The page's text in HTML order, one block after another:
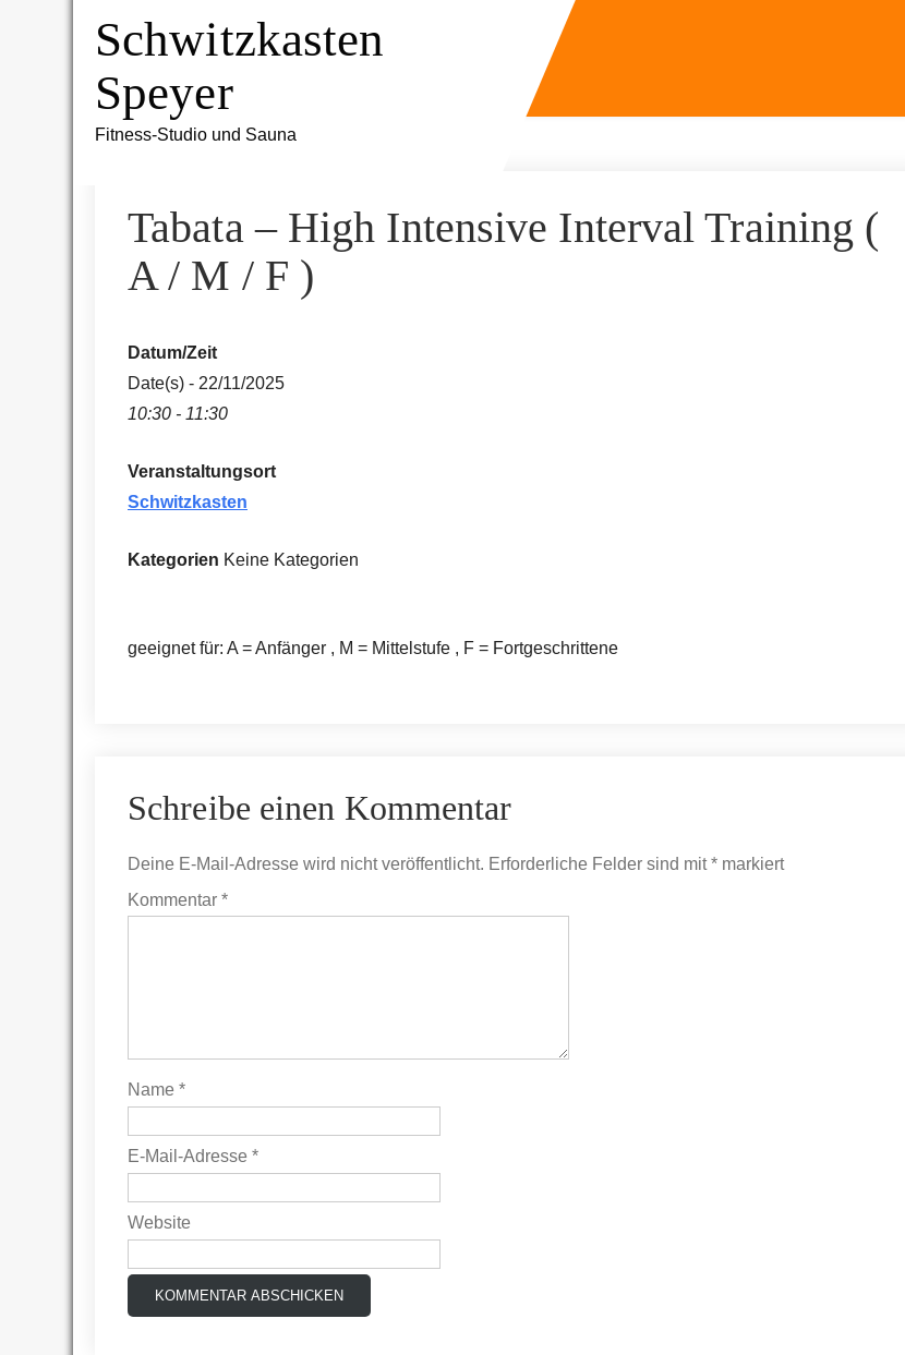
Schwitzkasten
Speyer
Fitness-Studio und Sauna
Tabata – High Intensive Interval Training (
A / M / F )
Datum/Zeit
Date(s) - 22/11/2025
10:30 - 11:30
Veranstaltungsort
Schwitzkasten
Kategorien Keine Kategorien
geeignet für: A = Anfänger , M = Mittelstufe , F = Fortgeschrittene
Schreibe einen Kommentar
Deine E-Mail-Adresse wird nicht veröffentlicht. Erforderliche Felder sind mit* markiert
Kommentar *
Name *
E-Mail-Adresse *
Website